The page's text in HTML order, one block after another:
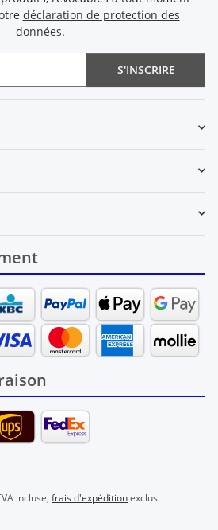
déclaration de protection des
données.
S'INSCRIRE
incluse, frais d'expéditionexclus.